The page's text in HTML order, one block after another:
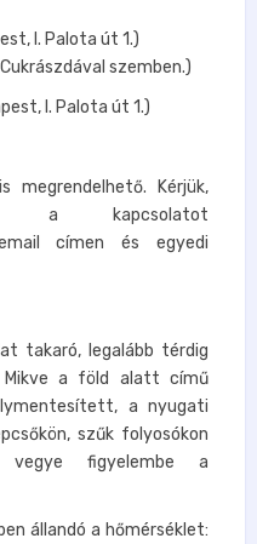
I. Palota út 1.)
szemben.)
I. Palota út 1.)
megrendelhető. Kérjük,
a kapcsolatot
címen és egyedi
takaró, legalább térdig
Mikve a föld alatt című
a nyugati
szűk folyosókon
vegye figyelembe a
állandó a hőmérséklet: